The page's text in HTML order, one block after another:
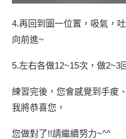
4.再回到圖一位置，吸氣，
向前進~
5.左右各做12~15次，做2~3
練習完後，您會感覺到手痠
我將恭喜您，
您做對了!!請繼續努力~^^